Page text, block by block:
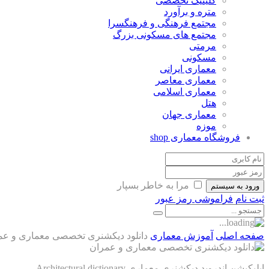
متره و برآورد
مجتمع فرهنگی و فرهنگسرا
مجتمع های مسکونی بزرگ
مرمتی
مسکونی
معماری ایرانی
معماری معاصر
معماری اسلامی
هتل
معماری جهان
موزه
فروشگاه معماری shop
ورود به سیستم
مرا به خاطر بسپار
ثبت نام فراموشی رمز عبور
صفحه اصلی آموزش معماری دانلود دیکشنری تخصصی معماری و